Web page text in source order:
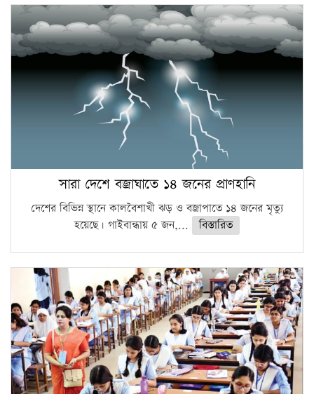
সারা দেশে বজ্রাঘাতে ১৪ জনের প্রাণহানি
দেশের বিভিন্ন স্থানে কালবৈশাখী ঝড় ও বজ্রাপাতে ১৪ জনের মৃত্যু
হয়েছে। গাইবান্ধায় ৫ জন,...
বিস্তারিত